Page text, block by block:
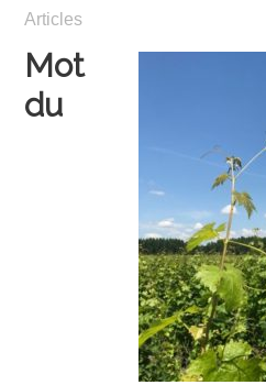
Articles
Mot
du